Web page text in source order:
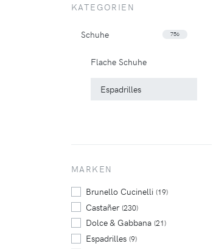
KATEGORIEN
Schuhe 756
Flache Schuhe
Espadrilles
MARKEN
Brunello Cucinelli (19)
Castañer(230)
Dolce & Gabbana (21)
Espadrilles (9)